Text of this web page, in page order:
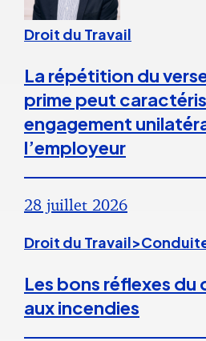
Droit du Travail
La répétition du
prime peut
engagement
l’employeur
28 juillet 2026
Droit du
Les bons réflexes
aux incendies